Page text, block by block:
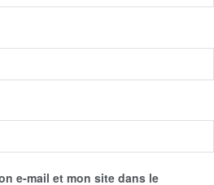
e-mail et mon site dans le